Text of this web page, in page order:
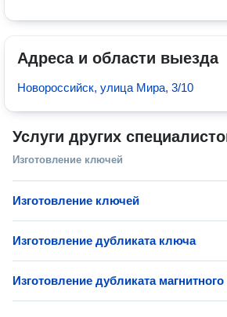
Адреса и области выезда
Новороссийск, улица Мира, 3/10
Услуги других
Изготовление ключей
Изготовление ключей
Изготовление дубликата ключа
Изготовление дубликата